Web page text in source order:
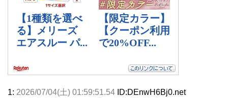
1: 2026/07/04(土) 01:59:51.54 ID:DEnwH6Bj0.net